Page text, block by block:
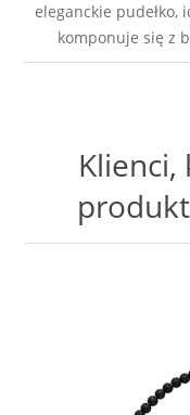
eleganckie
komponuje się z